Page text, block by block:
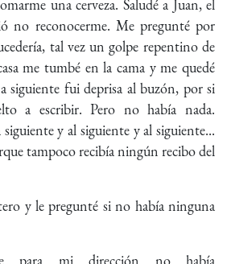
una cerveza. Saludé a Juan, el
no reconocerme. Me pregunté por
tal vez un golpe repentino de
me tumbé en la cama y me quedé
siguiente fui deprisa al buzón, por si
a escribir. Pero no había nada.
y al siguiente y al siguiente...
tampoco recibía ningún recibo del
y le pregunté si no había ninguna